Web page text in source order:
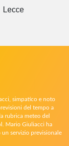
Lecce
simpatico e noto
del tempo a
rubrica meteo del
Mario Giuliacci ha
servizio previsionale